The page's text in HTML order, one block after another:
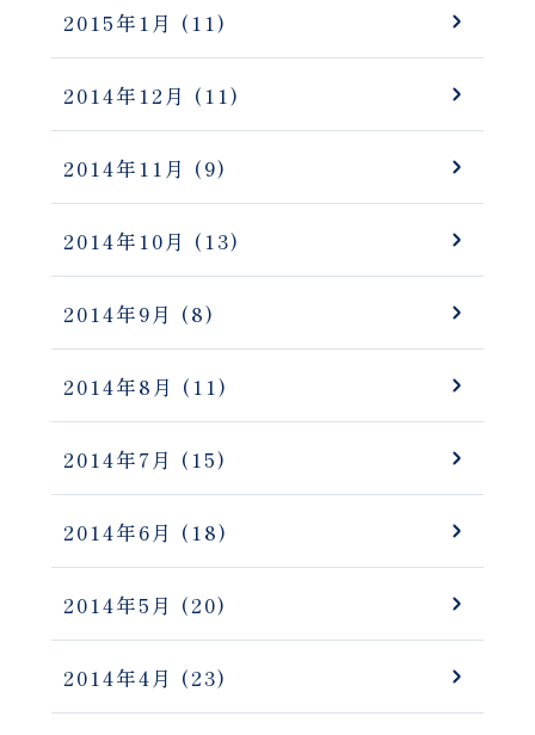
2015年1月 (11)
2014年12月 (11)
2014年11月 (9)
2014年10月 (13)
2014年9月 (8)
2014年8月 (11)
2014年7月 (15)
2014年6月 (18)
2014年5月 (20)
2014年4月 (23)